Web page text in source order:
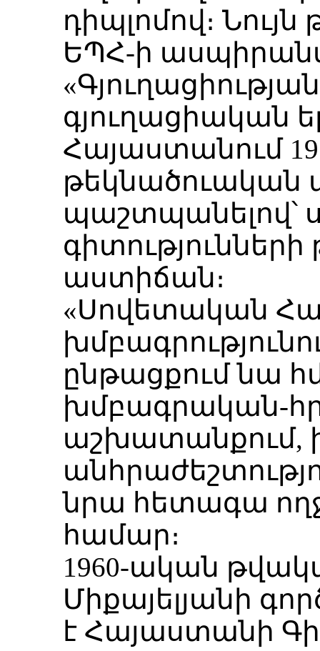
դիպլոմով։
ԵՊՀ-ի
գյուղացիական
Հայաստանում
թեկնածուական
պաշտպանելով՝
աստիճան։
«Սովետական
ընթացքում նա
խմբագրական-
աշխատանքում,
նրա հետագա ողջ
համար։
1960-ական
Միքայելյանի
է Հայաստանի